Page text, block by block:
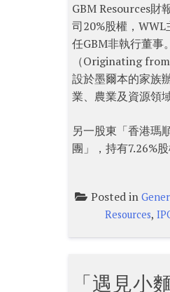
GBM Resources財
司20%股權，
任GBM非執行董事
（Originating
設於墨爾本的家族
業、農業及資源領域
另一股東「香港瑪
團」，持有7.26%股
Posted in
Resources,
「遇見小